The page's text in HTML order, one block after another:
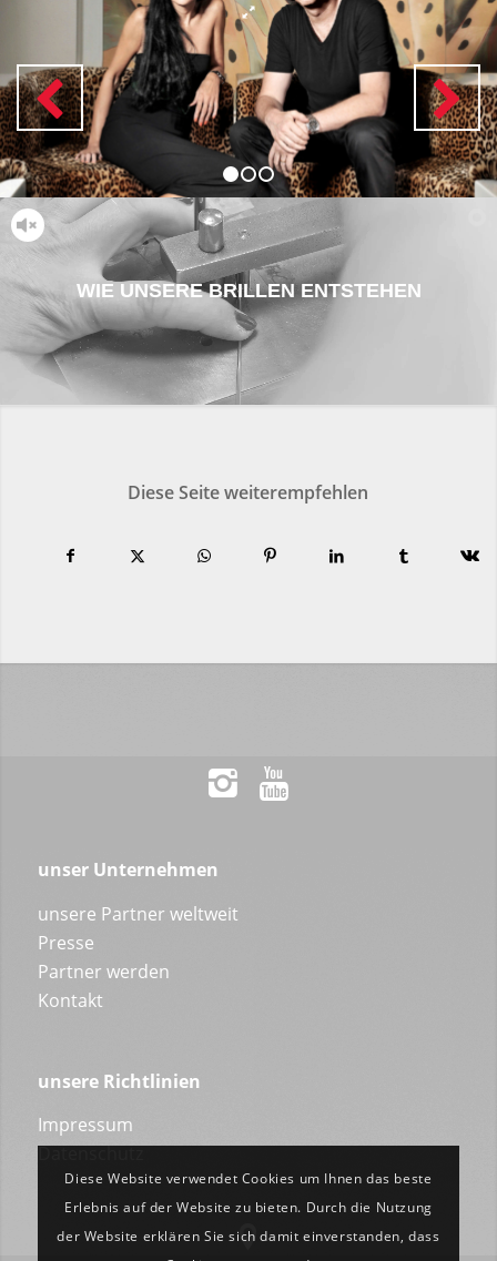
1 2
WIE UNSERE BRILLEN ENTSTEHEN
Diese Seite weiterempfehlen
unser Unternehmen
unsere Partner weltweit
Presse
Partner werden
Kontakt
unsere Richtlinien
Impressum
Datenschutz
Diese Website verwendet Cookies um Ihnen das beste
Erlebnis auf der Website zu bieten. Durch die Nutzung
der Website erklären Sie sich damit einverstanden, dass